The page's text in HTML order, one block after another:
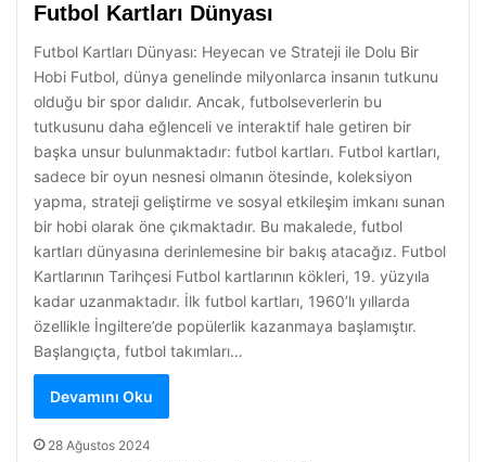
Futbol Kartları Dünyası
Futbol Kartları Dünyası: Heyecan ve Strateji ile Dolu Bir
Hobi Futbol, dünya genelinde milyonlarca insanın tutkunu
olduğu bir spor dalıdır. Ancak, futbolseverlerin bu
tutkusunu daha eğlenceli ve interaktif hale getiren bir
başka unsur bulunmaktadır: futbol kartları. Futbol kartları,
sadece bir oyun nesnesi olmanın ötesinde, koleksiyon
yapma, strateji geliştirme ve sosyal etkileşim imkanı sunan
bir hobi olarak öne çıkmaktadır. Bu makalede, futbol
kartları dünyasına derinlemesine bir bakış atacağız. Futbol
Kartlarının Tarihçesi Futbol kartlarının kökleri, 19. yüzyıla
kadar uzanmaktadır. İlk futbol kartları, 1960’lı yıllarda
özellikle İngiltere’de popülerlik kazanmaya başlamıştır.
Başlangıçta, futbol takımları…
Devamını Oku
28 Ağustos 2024